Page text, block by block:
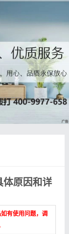
体原因和详
有使用问题，调